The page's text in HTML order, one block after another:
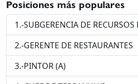
Posiciones más populares
1.-SUBGERENCIA DE
2.-GERENTE DE RESTAURANTES
3.-PINTOR (A)